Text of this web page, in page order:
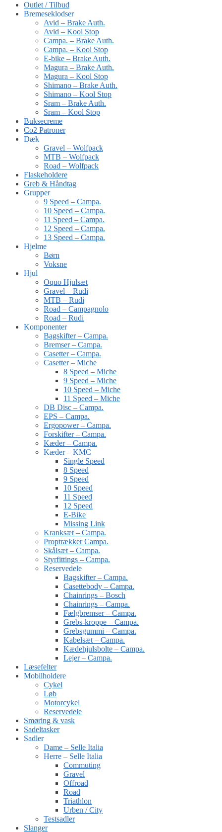
Outlet / Tilbud
Bremeseklodser
Avid – Brake Auth.
Avid – Kool Stop
Campa. – Brake Auth.
Campa. – Kool Stop
E-bike – Brake Auth.
Magura – Brake Auth.
Magura – Kool Stop
Shimano – Brake Auth.
Shimano – Kool Stop
Sram – Brake Auth.
Sram – Kool Stop
Buksecreme
Co2 Patroner
Dæk
Gravel – Wolfpack
MTB – Wolfpack
Road – Wolfpack
Flaskeholdere
Greb & Håndtag
Grupper
9 Speed – Campa.
10 Speed – Campa.
11 Speed – Campa.
12 Speed – Campa.
13 Speed – Campa.
Hjelme
Børn
Voksne
Hjul
Oquo Hjulsæt
Gravel – Rudi
MTB – Rudi
Road – Campagnolo
Road – Rudi
Komponenter
Bagskifter – Campa.
Bremser – Campa.
Casetter – Campa.
Casetter – Miche
8 Speed – Miche
9 Speed – Miche
10 Speed – Miche
11 Speed – Miche
DB Disc – Campa.
EPS – Campa.
Ergopower – Campa.
Forskifter – Campa.
Kæder – Campa.
Kæder – KMC
Single Speed
8 Speed
9 Speed
10 Speed
11 Speed
12 Speed
E-Bike
Missing Link
Kranksæt – Campa.
Proptrækker Campa.
Skålsæt – Campa.
Styrfittings – Campa.
Reservedele
Bagskifter – Campa.
Casettebody – Campa.
Chainrings – Bosch
Chainrings – Campa.
Fælgbremser – Campa.
Grebs-kroppe – Campa.
Grebsgummi – Campa.
Kabelsæt – Campa.
Kædehjulsbolte – Campa.
Lejer – Campa.
Læsefelter
Mobilholdere
Cykel
Løb
Motorcykel
Reservedele
Smøring & vask
Sadeltasker
Sadler
Dame – Selle Italia
Herre – Selle Italia
Commuting
Gravel
Offroad
Road
Triathlon
Urben / City
Testsadler
Slanger